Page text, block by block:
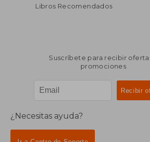
Libros Recomendados
Suscríbete para recibir
promociones
¿Necesitas ayuda?